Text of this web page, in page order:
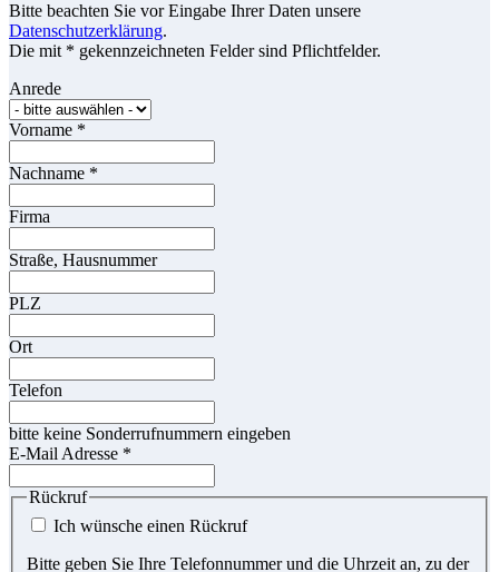
Bitte beachten Sie vor Eingabe Ihrer Daten unsere
Datenschutzerklärung.
Die mit * gekennzeichneten Felder sind Pflichtfelder.
Anrede
Vorname *
Nachname *
Firma
Straße, Hausnummer
PLZ
Ort
Telefon
bitte keine Sonderrufnummern eingeben
E-Mail Adresse *
Rückruf
Ich wünsche einen Rückruf
Bitte geben Sie Ihre Telefonnummer und die Uhrzeit an, zu der